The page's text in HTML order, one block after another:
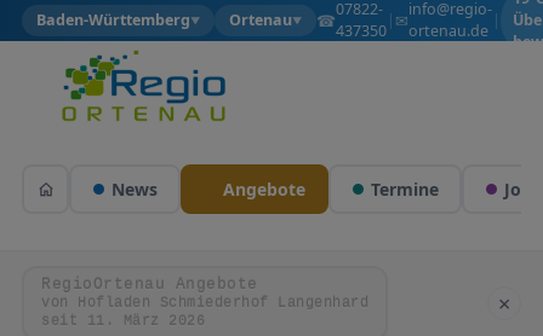
Baden-Württemberg▼ Ortenau▼ ☎07822-
437350
| ✉info@regio-
ortenau.de
|
News Angebote Termine Jobs
RegioOrtenau Angebote
von Hofladen Schmiederhof Langenhard
seit 11. März 2026
×